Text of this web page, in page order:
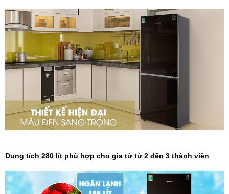
Dung tích 280 lít phù hợp cho gia từ từ 2 đến 3 thành viên